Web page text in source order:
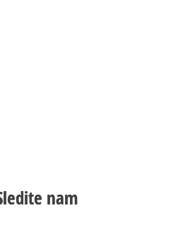
nam